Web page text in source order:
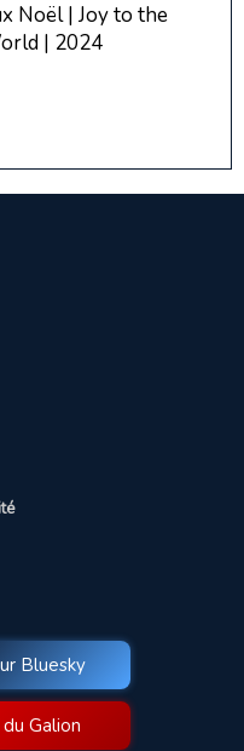
Noël | Joy to the
| 2024
Bluesky
Galion